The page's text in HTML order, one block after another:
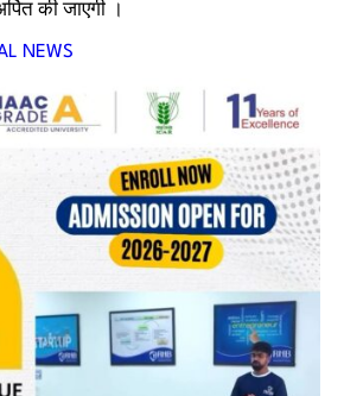
की जाएगी ।
NEWS